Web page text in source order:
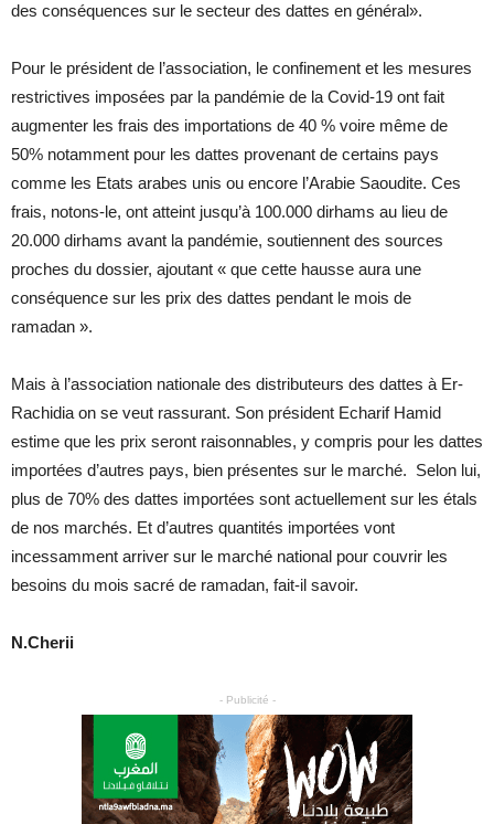
des conséquences sur le secteur des dattes en général».
Pour le président de l’association, le confinement et les mesures
restrictives imposées par la pandémie de la Covid-19 ont fait
augmenter les frais des importations de 40 % voire même de
50% notamment pour les dattes provenant de certains pays
comme les Etats arabes unis ou encore l’Arabie Saoudite. Ces
frais, notons-le, ont atteint jusqu’à 100.000 dirhams au lieu de
20.000 dirhams avant la pandémie, soutiennent des sources
proches du dossier, ajoutant « que cette hausse aura une
conséquence sur les prix des dattes pendant le mois de
ramadan ».
Mais à l’association nationale des distributeurs des dattes à Er-
Rachidia on se veut rassurant. Son président Echarif Hamid
estime que les prix seront raisonnables, y compris pour les dattes
importées d’autres pays, bien présentes sur le marché. Selon lui,
plus de 70% des dattes importées sont actuellement sur les étals
de nos marchés. Et d’autres quantités importées vont
incessamment arriver sur le marché national pour couvrir les
besoins du mois sacré de ramadan, fait-il savoir.
N.Cherii
- Publicité -